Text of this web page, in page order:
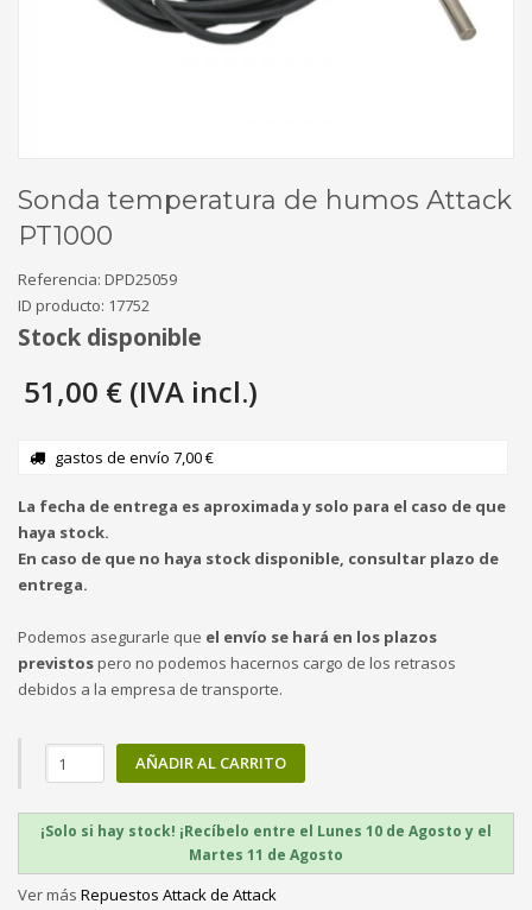
Sonda temperatura de humos Attack
PT1000
Referencia: DPD25059
ID producto: 17752
Stock disponible
51,00 € (IVA incl.)
gastos de envío 7,00 €
La fecha de entrega es aproximada y solo para el caso de que
haya stock.
En caso de que no haya stock disponible, consultar plazo de
entrega.
Podemos asegurarle que el envío se hará en los plazos
previstospero no podemos hacernos cargo de los retrasos
debidos a la empresa de transporte.
AÑADIR AL CARRITO
¡Solo si hay stock! ¡Recíbelo entre el Lunes 10 de Agosto y el
Martes 11 de Agosto
Ver más Repuestos Attack de Attack